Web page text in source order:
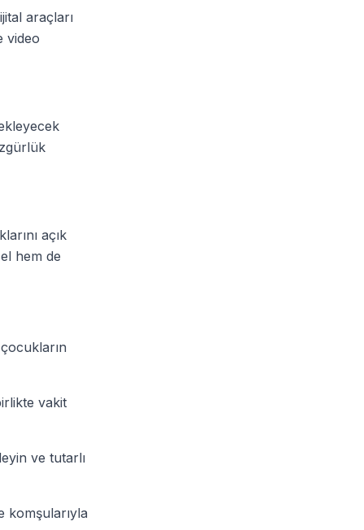
araçları
video
açık
hem de
vakit
ve tutarlı
komşularıyla